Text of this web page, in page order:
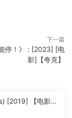
下一篇
停！》 : [2023] [电
影]【夸克】
[2019] 【电影】